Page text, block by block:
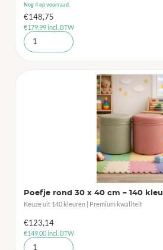
Nog 4 op voorraad.
€148,75
€179,99incl. BTW
Poefje rond 30 x 40 cm – 140
Keuze uit 140 kleuren | Premium kwaliteit
€123,14
€149,00incl. BTW